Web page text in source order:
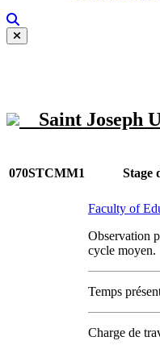
Saint Joseph
070STCMM1 Stage
Faculty of
Observation
cycle moyen.
Temps
Charge de